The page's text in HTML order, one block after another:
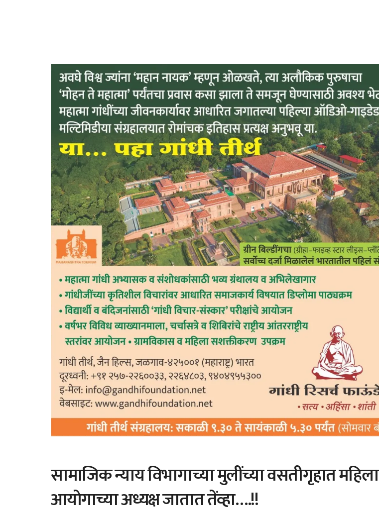
सामाजिक न्याय विभागाच्या मुलींच्या वसतीगृहात महिला
आयोगाच्या अध्यक्ष जातात तेंव्हा….!!